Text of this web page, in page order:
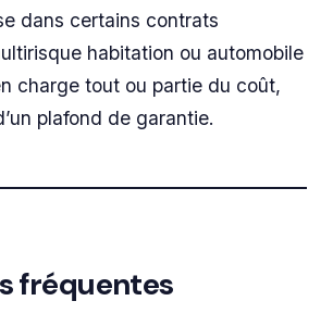
dans certains contrats
habitation ou automobile
charge tout ou partie du coût,
plafond de garantie.
fréquentes